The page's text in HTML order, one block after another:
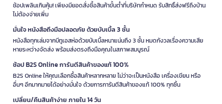
ช้อปเพลินเกินคุ้ม! เพียงมียอดสั่งซื้อสินค้าขั้นต่ำที่บริษัทกำหนด รับสิทธิ์ส่งฟรีถึงบ้าน
ไม่ต้องจ่ายเพิ่ม
มั่นใจ หนังสือถึงมือปลอดภัย ด้วยบับเบิ้ล 3 ชั้น
หนังสือทุกเล่มจากบีทูเอสห่อด้วยบับเบิ้ลหนาแน่นถึง 3 ชั้น หมดกังวลเรื่องความเสีย
หายระหว่างจัดส่ง พร้อมส่งตรงถึงมือคุณในสภาพสมบูรณ์
ช้อป B2S Online การันตีสินค้าของแท้ 100%
B2S Online ให้คุณเลือกซื้อสินค้าหลากหลาย ไม่ว่าจะเป็นหนังสือ เครื่องเขียน หรือ
อื่นๆ อีกมากมายได้อย่างมั่นใจ ด้วยการการันตีสินค้าของแท้ 100% ทุกชิ้น
เปลี่ยน/คืนสินค้าง่าย ภายใน 14 วัน